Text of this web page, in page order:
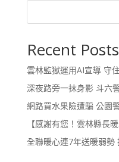
Recent Posts
雲林監獄運用AI宣導 守
深夜路旁一抹身影 斗六
網路買水果險遭騙 公園
【感謝有您！雲林縣長
全聯暖心連7年送暖弱勢